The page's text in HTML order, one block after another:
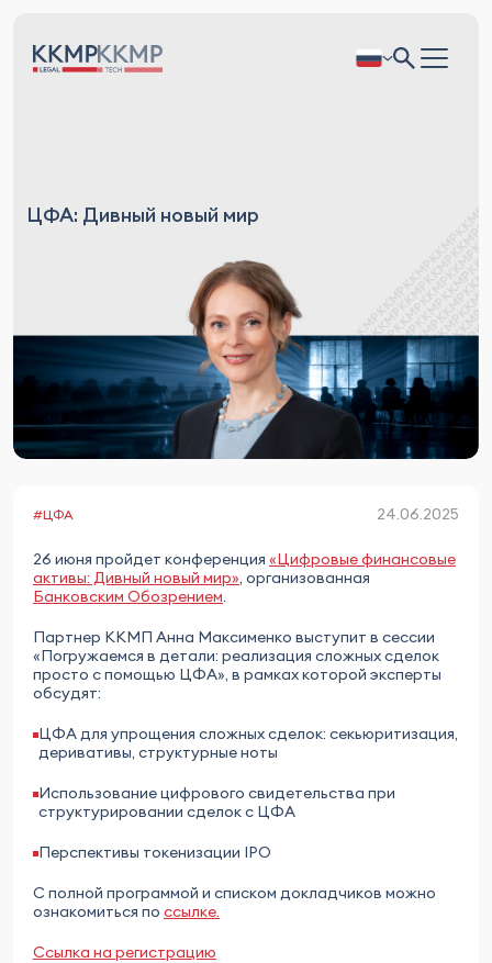
ЦФА: Дивный новый мир
#ЦФА 24.06.2025
26 июня пройдет конференция «Цифровые финансовые
активы: Дивный новый мир», организованная
Банковским Обозрением.
Партнер ККМП Анна Максименко выступит в сессии
«Погружаемся в детали: реализация сложных сделок
просто с помощью ЦФА», в рамках которой эксперты
обсудят:
ЦФА для упрощения сложных сделок: секьюритизация,
деривативы, структурные ноты
Использование цифрового свидетельства при
структурировании сделок с ЦФА
Перспективы токенизации IPO
С полной программой и списком докладчиков можно
ознакомиться по ссылке.
Ссылка на регистрацию